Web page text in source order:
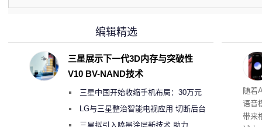
理”
随着
语音
带来
编辑精选
三星展示下一代3D内存与突破性
V10 BV-NAND技术
三星中国开始收缩手机布局：30万元
月销售额不达标门店 将被逐步清退
LG与三星整治智能电视应用 切断后台
偷偷共享带宽的违规行为
三星拟引入喷墨涂层新技术 助力